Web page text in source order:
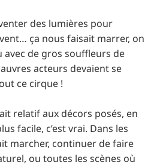
des lumières pour
ça nous faisait marrer, on
avec de gros souffleurs de
acteurs devaient se
ce cirque !
relatif aux décors posés, en
facile, c’est vrai. Dans les
marcher, continuer de faire
ou toutes les scènes où